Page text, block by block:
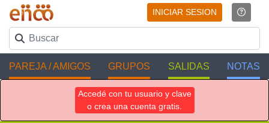
INICIAR SESION
PAREJA / AMIGOS GRUPOS SALIDAS NOTAS
Accedé con tu usuario y clave
o crea una cuenta gratis.